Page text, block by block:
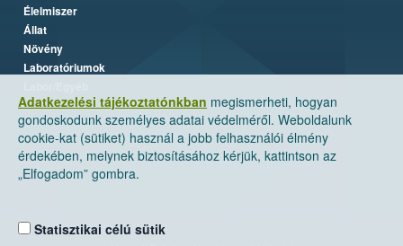
Adatkezelési tájékoztatónkban megismerheti, hogyan
gondoskodunk személyes adatai védelméről. Weboldalunk
cookie-kat (sütiket) használ a jobb felhasználói élmény
érdekében, melynek biztosításához kérjük, kattintson az
„Elfogadom” gombra.
Statisztikai célú sütik
Élelmiszer
Állat
Növény
Laboratóriumok